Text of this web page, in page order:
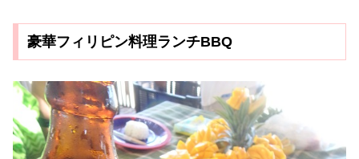
豪華フィリピン料理ランチBBQ